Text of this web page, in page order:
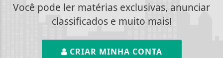
Você pode ler matérias exclusivas, anunciar
classificados e muito mais!
CRIAR MINHA CONTA